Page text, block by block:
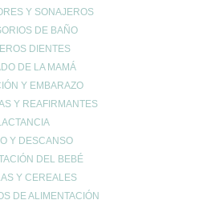
Y SONAJEROS
DE BAÑO
DIENTES
DE LA MAMÁ
Y EMBARAZO
Y REAFIRMANTES
Y DESCANSO
DEL BEBÉ
Y CEREALES
DE ALIMENTACIÓN